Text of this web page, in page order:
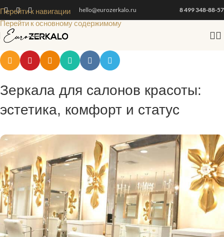
Перейти к навигации
Перейти к основному содержимому
hello@eurozerkalo.ru 8 499 348-88-57
Зеркала для салонов красоты:
эстетика, комфорт и статус